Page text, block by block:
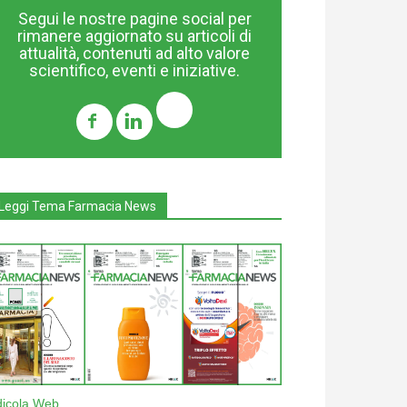
Segui le nostre pagine social per
rimanere aggiornato su articoli di
attualità, contenuti ad alto valore
scientifico, eventi e iniziative.
Tema Farmacia News
Web